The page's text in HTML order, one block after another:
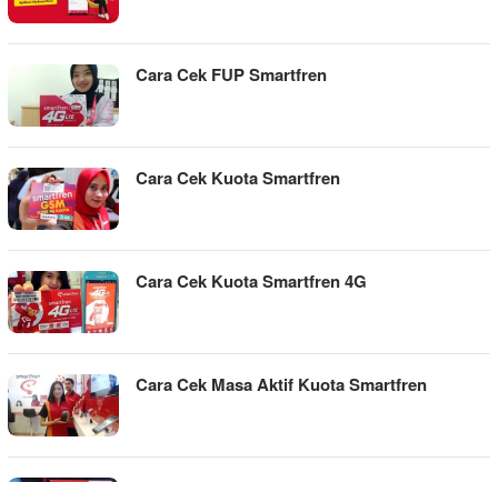
Cara Cek FUP Smartfren
Cara Cek Kuota Smartfren
Cara Cek Kuota Smartfren 4G
Cara Cek Masa Aktif Kuota Smartfren